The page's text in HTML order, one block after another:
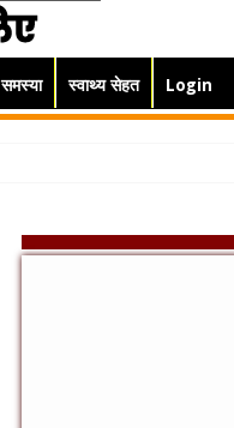
समस्या स्वाथ्य सेहत Login